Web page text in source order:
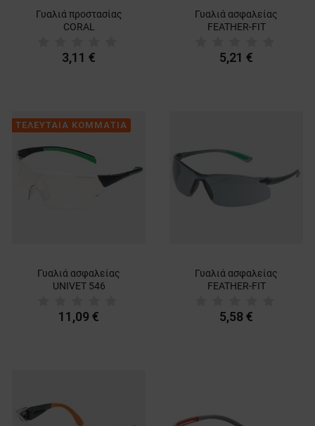
Γυαλιά προστασίας
CORAL
3,11 €
Γυαλιά ασφαλείας
FEATHER-FIT
5,21 €
ΤΕΛΕΥΤΑΙΑ ΚΟΜΜΑΤΙΑ
Γυαλιά ασφαλείας
UNIVET 546
11,09 €
Γυαλιά ασφαλείας
FEATHER-FIT
5,58 €